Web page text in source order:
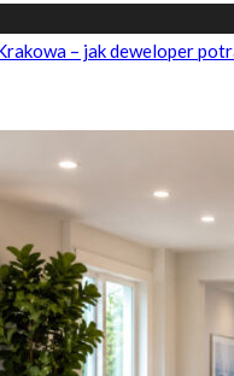
– jak deweloper